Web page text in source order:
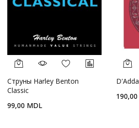
Струны Harley Benton
Classic
99,00 MDL